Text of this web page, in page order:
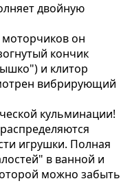
двойную
он
кончик
и клитор
вибрирующий
кульминации!
игрушки. Полная
в ванной и
можно забыть